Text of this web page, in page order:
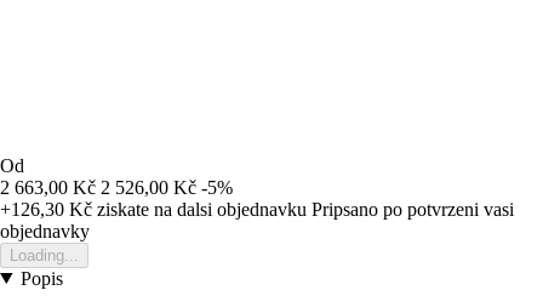
Od
2 663,00 Kč 2 526,00 Kč -5%
+126,30 Kč ziskate na dalsi objednavku Pripsano po potvrzeni vasi
objednavky
Loading...
Popis